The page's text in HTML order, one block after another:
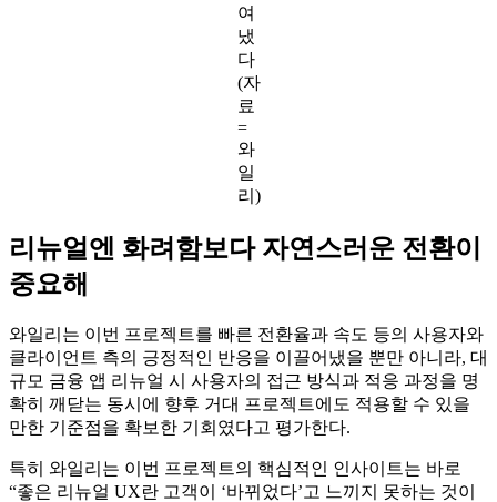
여
냈
다
(자
료
=
와
일
리)
리뉴얼엔 화려함보다 자연스러운 전환이
중요해
와일리는 이번 프로젝트를 빠른 전환율과 속도 등의 사용자와
클라이언트 측의 긍정적인 반응을 이끌어냈을 뿐만 아니라, 대
규모 금융 앱 리뉴얼 시 사용자의 접근 방식과 적응 과정을 명
확히 깨닫는 동시에 향후 거대 프로젝트에도 적용할 수 있을
만한 기준점을 확보한 기회였다고 평가한다.
특히 와일리는 이번 프로젝트의 핵심적인 인사이트는 바로
“좋은 리뉴얼 UX란 고객이 ‘바뀌었다’고 느끼지 못하는 것이